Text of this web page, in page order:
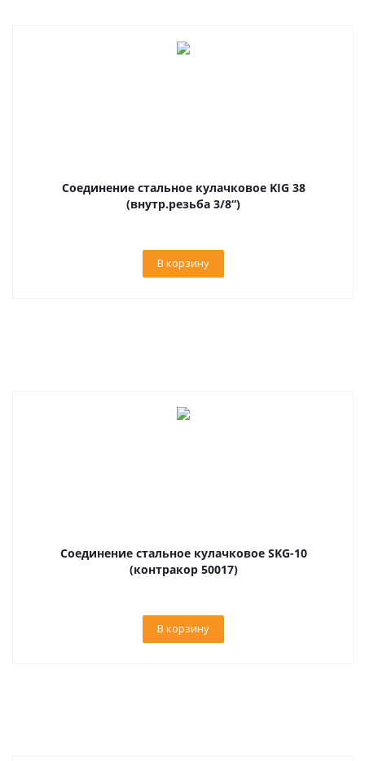
Соединение стальное кулачковое KIG 38
(внутр.резьба 3/8“)
В корзину
Соединение стальное кулачковое SKG-10
(контракор 50017)
В корзину